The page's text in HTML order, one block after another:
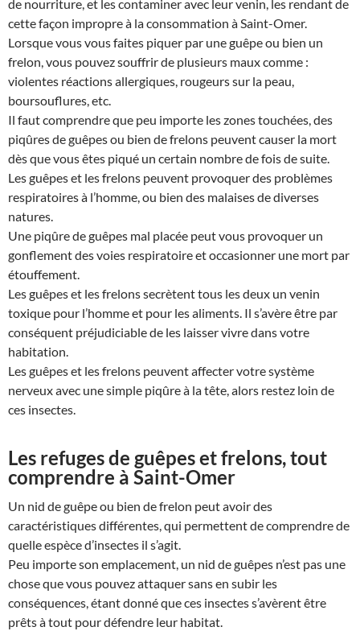
de nourriture, et les contaminer avec leur venin, les rendant de
cette façon impropre à la consommation à Saint-Omer.
Lorsque vous vous faites piquer par une guêpe ou bien un
frelon, vous pouvez souffrir de plusieurs maux comme :
violentes réactions allergiques, rougeurs sur la peau,
boursouflures, etc.
Il faut comprendre que peu importe les zones touchées, des
piqûres de guêpes ou bien de frelons peuvent causer la mort
dès que vous êtes piqué un certain nombre de fois de suite.
Les guêpes et les frelons peuvent provoquer des problèmes
respiratoires à l’homme, ou bien des malaises de diverses
natures.
Une piqûre de guêpes mal placée peut vous provoquer un
gonflement des voies respiratoire et occasionner une mort par
étouffement.
Les guêpes et les frelons secrètent tous les deux un venin
toxique pour l’homme et pour les aliments. Il s’avère être par
conséquent préjudiciable de les laisser vivre dans votre
habitation.
Les guêpes et les frelons peuvent affecter votre système
nerveux avec une simple piqûre à la tête, alors restez loin de
ces insectes.
Les refuges de guêpes et frelons, tout
comprendre à Saint-Omer
Un nid de guêpe ou bien de frelon peut avoir des
caractéristiques différentes, qui permettent de comprendre de
quelle espèce d’insectes il s’agit.
Peu importe son emplacement, un nid de guêpes n’est pas une
chose que vous pouvez attaquer sans en subir les
conséquences, étant donné que ces insectes s’avèrent être
prêts à tout pour défendre leur habitat.